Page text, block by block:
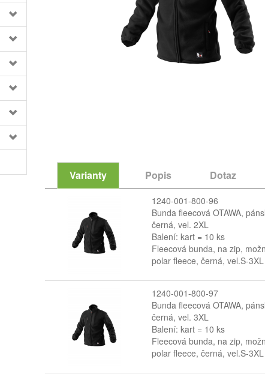
Varianty Popis Dotaz
1240-001-800-96
Bunda fleecová OTAWA,
černá, vel. 2XL
Balení: kart = 10 ks
Fleecová bunda, na zip,
polar fleece, černá, vel.S-3XL
1240-001-800-97
Bunda fleecová OTAWA,
černá, vel. 3XL
Balení: kart = 10 ks
Fleecová bunda, na zip,
polar fleece, černá, vel.S-3XL